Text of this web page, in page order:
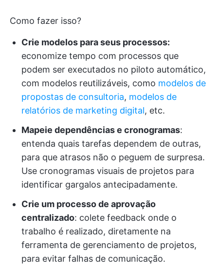
Como fazer isso?
Crie modelos para seus processos:
economize tempo com processos que
podem ser executados no piloto automático,
com modelos reutilizáveis, como modelos de
propostas de consultoria, modelos de
relatórios de marketing digital, etc.
Mapeie dependências e cronogramas:
entenda quais tarefas dependem de outras,
para que atrasos não o peguem de surpresa.
Use cronogramas visuais de projetos para
identificar gargalos antecipadamente.
Crie um processo de aprovação
centralizado: colete feedback onde o
trabalho é realizado, diretamente na
ferramenta de gerenciamento de projetos,
para evitar falhas de comunicação.